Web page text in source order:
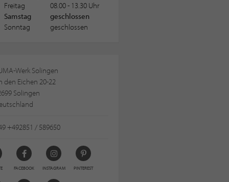
Freitag
08.00 - 13.30 Uhr
Samstag
geschlossen
Sonntag
geschlossen
Werk Solingen
den Eichen 20-22
Solingen
+492851 / 589650
FACEBOOK INSTAGRAM PINTEREST